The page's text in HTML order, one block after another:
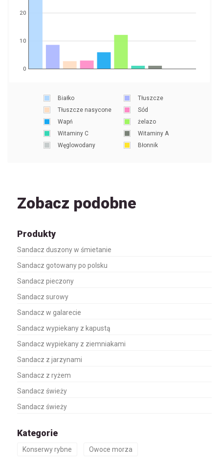
0
10
20
Białko
Tłuszcze
Tłuszcze nasycone
Sód
Wapń
żelazo
Witaminy C
Witaminy A
Węglowodany
Błonnik
Zobacz podobne
Produkty
Sandacz duszony w śmietanie
Sandacz gotowany po polsku
Sandacz pieczony
Sandacz surowy
Sandacz w galarecie
Sandacz wypiekany z kapustą
Sandacz wypiekany z ziemniakami
Sandacz z jarzynami
Sandacz z ryżem
Sandacz świeży
Sandacz świeży
Kategorie
Konserwy rybne Owoce morza